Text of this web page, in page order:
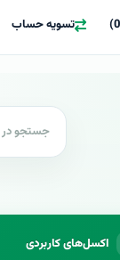
تسویه حساب
اکسل‌های کاربردی